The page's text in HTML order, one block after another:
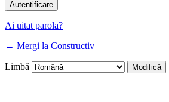
Ai uitat parola?
← Mergi la Constructiv
Limbă